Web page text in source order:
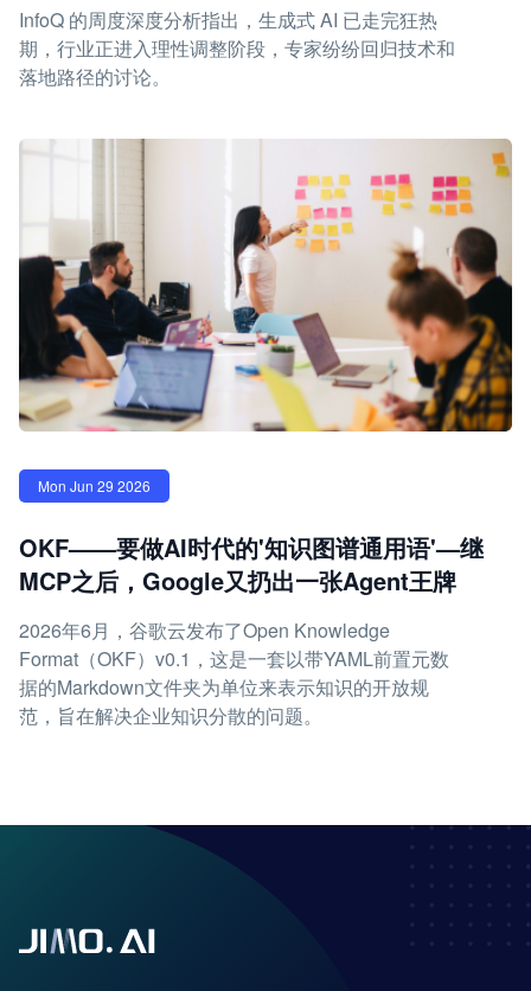
InfoQ 的周度深度分析指出，生成式 AI 已走完狂热
期，行业正进入理性调整阶段，专家纷纷回归技术和
落地路径的讨论。
Mon Jun 29 2026
OKF——要做AI时代的'知识图谱通用语'—继
MCP之后，Google又扔出一张Agent王牌
2026年6月，谷歌云发布了Open Knowledge
Format（OKF）v0.1，这是一套以带YAML前置元数
据的Markdown文件夹为单位来表示知识的开放规
范，旨在解决企业知识分散的问题。